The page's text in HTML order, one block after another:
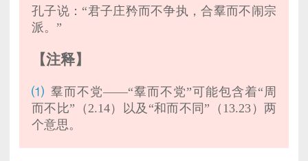
孔子说：“君子庄矜而不争执，合羣而不闹宗
派。”
【注释】
⑴ 羣而不党——“羣而不党”可能包含着“周
而不比”（2.14）以及“和而不同”（13.23）两
个意思。